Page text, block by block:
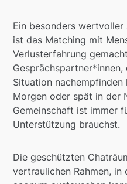
Ein besonders
ist das Matching mit
Verlusterfahrung
Situation nachempfinden
Morgen oder spät in der
Gemeinschaft ist immer
Unterstützung brauchst.
Die geschützten
vertraulichen Rahmen, in